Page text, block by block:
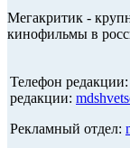
Мегакритик -
кинофильмы в
Телефон редакции:
редакции:
Рекламный отдел: